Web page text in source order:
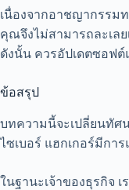
เนื่องจากอาชญากรรม
คุณจึงไม่สามารถละเล
ดังนั้น ควรอัปเดตซอฟ
ข้อสรุป
บทความนี้จะเปลี่ยนทั
ไซเบอร์ แฮกเกอร์มีก
ในฐานะเจ้าของธุรกิจ